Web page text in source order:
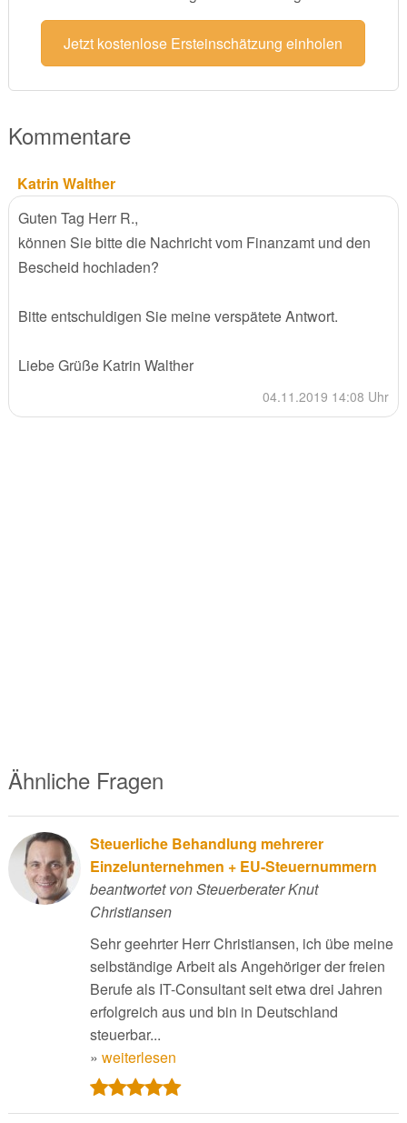
Jetzt kostenlose Ersteinschätzung einholen
Kommentare
Katrin Walther
Guten Tag Herr R.,
können Sie bitte die Nachricht vom Finanzamt und den
Bescheid hochladen?
Bitte entschuldigen Sie meine verspätete Antwort.
Liebe Grüße Katrin Walther
04.11.2019 14:08 Uhr
Ähnliche Fragen
Steuerliche Behandlung mehrerer
Einzelunternehmen + EU-Steuernummern
beantwortet von Steuerberater Knut
Christiansen
Sehr geehrter Herr Christiansen, ich übe meine
selbständige Arbeit als Angehöriger der freien
Berufe als IT-Consultant seit etwa drei Jahren
erfolgreich aus und bin in Deutschland
steuerbar...
» weiterlesen